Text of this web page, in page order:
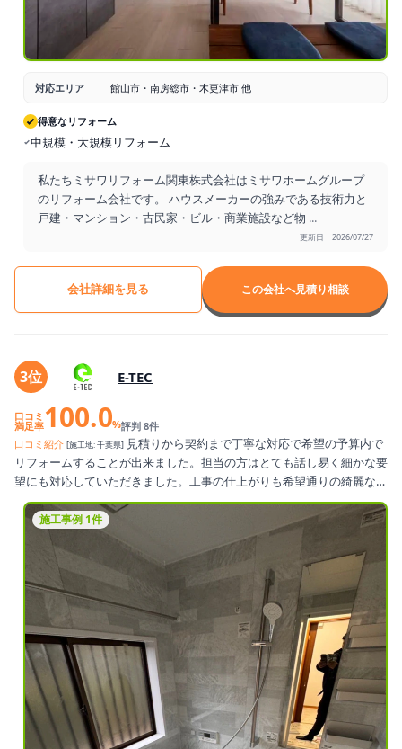
対応エリア 館山市・南房総市・木更津市 他
得意なリフォーム
中規模・大規模リフォーム
私たちミサワリフォーム関東株式会社はミサワホームグループ
のリフォーム会社です。 ハウスメーカーの強みである技術力と
戸建・マンション・古民家・ビル・商業施設など物 ...
更新日：2026/07/27
会社詳細を見る この会社へ見積り相談
3位 E-TEC
口コミ
満足率100.0%評判 8件
口コミ紹介 [施工地: 千葉県] 見積りから契約まで丁寧な対応で希望の予算内で
リフォームすることが出来ました。担当の方はとても話し易く細かな要
望にも対応していただきました。工事の仕上がりも希望通りの綺麗な仕
上がりにとても満足しています。
施工事例 1件